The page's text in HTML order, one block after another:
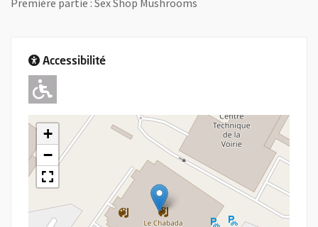
Première partie : Sex Shop Mushrooms
Accessibilité
Adapté pour l'handicap Moteur
+
−